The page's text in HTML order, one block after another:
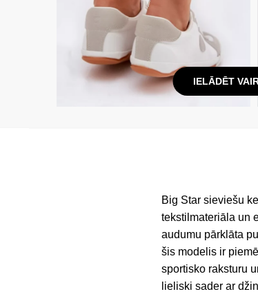
IELĀDĒT
Big Star sieviešu
tekstilmateriāla un
audumu pārklāta
šis modelis ir
sportisko raksturu
lieliski sader ar